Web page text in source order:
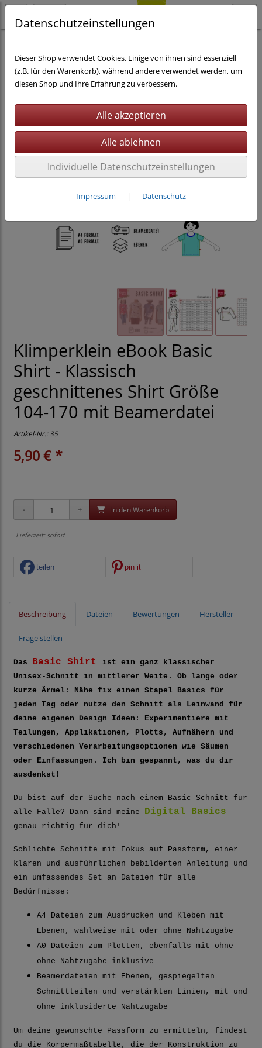
Nähen eBooks
Klimperklein eBook Basic
Shirt - Klassisch
geschnittenes Shirt Größe
104-170 mit Beamerdatei
Artikel-Nr.:35
5,90 € *
in den Warenkorb
Lieferzeit: sofort
teilen pin it
Beschreibung Dateien Bewertungen Hersteller
Frage stellen
Das Basic Shirt ist ein ganz klassischer
Unisex-Schnitt in mittlerer Weite. Ob lange oder
kurze Ärmel: Nähe fix einen Stapel Basics für
jeden Tag oder nutze den Schnitt als Leinwand für
deine eigenen Design Ideen: Experimentiere mit
Teilungen, Applikationen, Plotts, Aufnähern und
verschiedenen Verarbeitungsoptionen wie Säumen
oder Einfassungen. Ich bin gespannt, was du dir
ausdenkst!
Du bist auf der Suche nach einem Basic-Schnitt für
alle Fälle? Dann sind meine Digital Basics
genau richtig für dich!
Schlichte Schnitte mit Fokus auf Passform, einer
klaren und ausführlichen bebilderten Anleitung und
ein umfassendes Set an Dateien für alle
Bedürfnisse:
A4 Dateien zum Ausdrucken und Kleben mit
Ebenen, wahlweise mit oder ohne Nahtzugabe
A0 Dateien zum Plotten, ebenfalls mit ohne
ohne Nahtzugabe inklusive
Beamerdateien mit Ebenen, gespiegelten
Schnittteilen und verstärkten Linien, mit und
ohne inklusiderte Nahtzugabe
Um deine gewünschte Passform zu ermitteln, findest
du die Körpermaßtabelle, die der Konstruktion zu
Datenschutzeinstellungen
Dieser Shop verwendet Cookies. Einige von ihnen sind essenziell
(z.B. für den Warenkorb), während andere verwendet werden, um
diesen Shop und Ihre Erfahrung zu verbessern.
Individuelle Datenschutzeinstellungen
Impressum | Datenschutz